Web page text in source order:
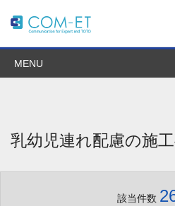
MENU
乳幼児連れ配慮の施
該当件数